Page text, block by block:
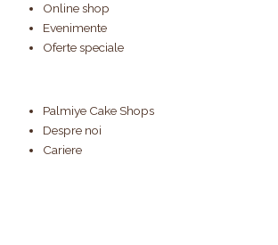
Online shop
Evenimente
Oferte speciale
Palmiye Cake Shops
Despre noi
Cariere